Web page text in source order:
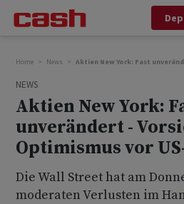
Home News Aktien New York: Fast
NEWS
Aktien New York:
unverändert -
Optimismus vor
Die Wall Street hat am
moderaten Verlusten im